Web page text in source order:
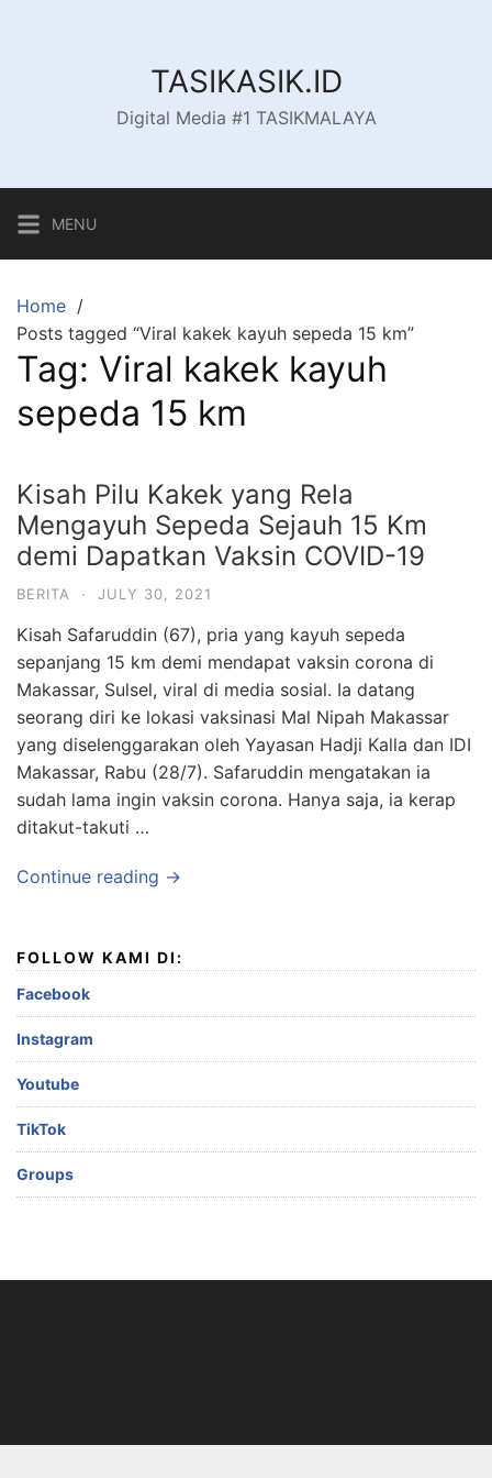
TASIKASIK.ID
Digital Media #1 TASIKMALAYA
MENU
Home
Posts tagged “Viral kakek kayuh sepeda 15 km”
Tag: Viral kakek kayuh
sepeda 15 km
Kisah Pilu Kakek yang Rela
Mengayuh Sepeda Sejauh 15 Km
demi Dapatkan Vaksin COVID-19
BERITA · JULY 30, 2021
Kisah Safaruddin (67), pria yang kayuh sepeda
sepanjang 15 km demi mendapat vaksin corona di
Makassar, Sulsel, viral di media sosial. Ia datang
seorang diri ke lokasi vaksinasi Mal Nipah Makassar
yang diselenggarakan oleh Yayasan Hadji Kalla dan IDI
Makassar, Rabu (28/7). Safaruddin mengatakan ia
sudah lama ingin vaksin corona. Hanya saja, ia kerap
ditakut-takuti …
Continue reading →
FOLLOW KAMI DI:
Facebook
Instagram
Youtube
TikTok
Groups